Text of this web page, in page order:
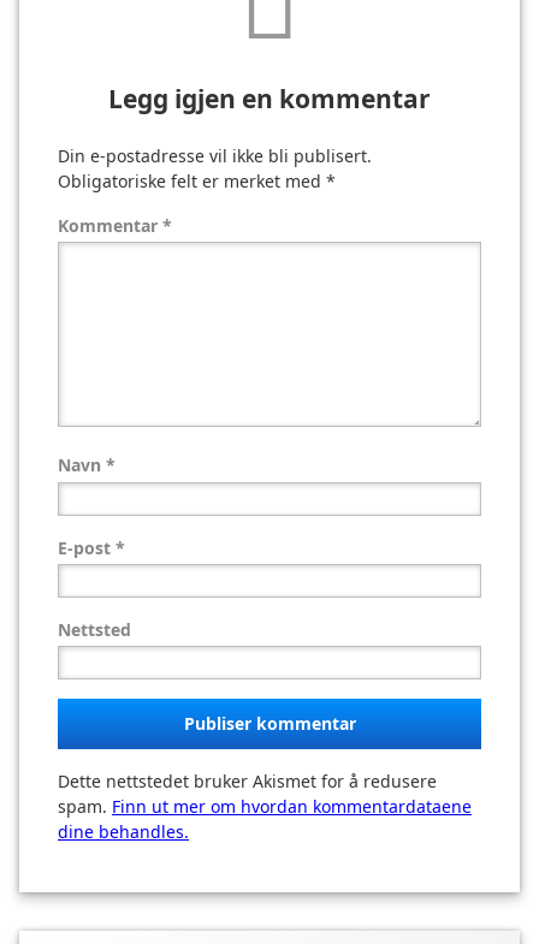
Legg igjen en kommentar
Din e-postadresse vil ikke bli publisert.
Obligatoriske felt er merket med *
Kommentar *
Navn *
E-post *
Nettsted
Dette nettstedet bruker Akismet for å redusere
spam. Finn ut mer om hvordan kommentardataene
dine behandles.